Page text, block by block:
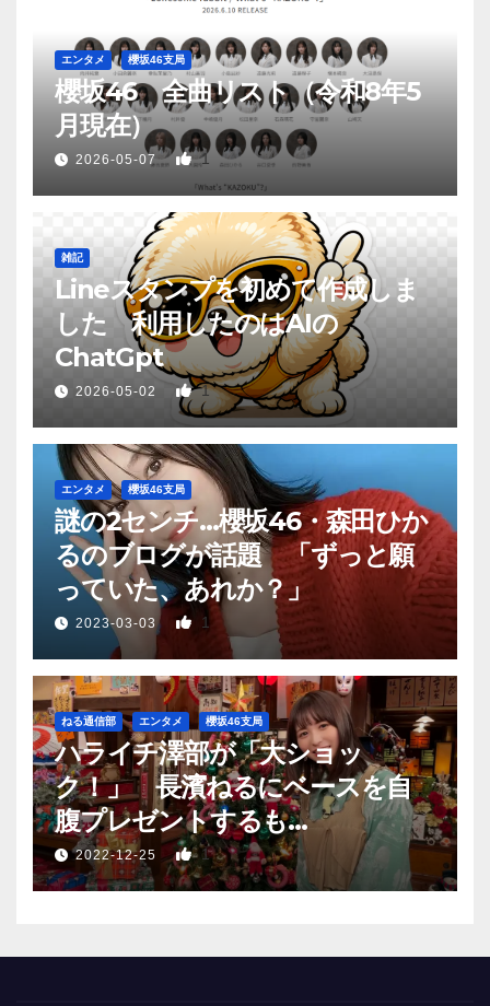
エンタメ 櫻坂46支局
櫻坂46 全曲リスト（令和8年5
月現在）
2026-05-07 1
雑記
Lineスタンプを初めて作成しま
した 利用したのはAIの
ChatGpt
2026-05-02 1
エンタメ 櫻坂46支局
謎の2センチ…櫻坂46・森田ひか
るのブログが話題 「ずっと願
っていた、あれか？」
2023-03-03 1
ねる通信部 エンタメ 櫻坂46支局
ハライチ澤部が「大ショッ
ク！」 長濱ねるにベースを自
腹プレゼントするも…
2022-12-25 1